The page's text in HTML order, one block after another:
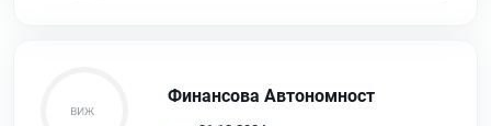
Финансова Автономност